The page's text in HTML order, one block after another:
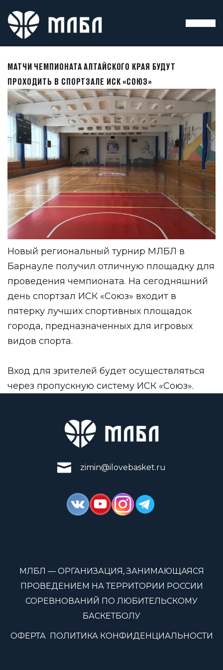
МАТЧИ ЧЕМПИОНАТА АЛТАЙСКОГО КРАЯ БУДУТ
ПРОХОДИТЬ В СПОРТЗАЛЕ ИСК «СОЮЗ»
Новый региональный турнир МЛБЛ в
Барнауле получил отличную площадку для
проведения чемпионата. На сегодняшний
день спортзал ИСК «Союз» входит в
пятерку лучших спортивных площадок
города, предназначенных для игровых
видов спорта.
Вход для зрителей будет осуществляться
через пропускную систему ИСК «Союз».
zimin@ilovebasket.ru
МЛБЛ — ОРГАНИЗАЦИЯ, ЗАНИМАЮЩАЯСЯ
ПРОВЕДЕНИЕМ НА ТЕРРИТОРИИ РОССИИ
СОРЕВНОВАНИЙ ПО ЛЮБИТЕЛЬСКОМУ
БАСКЕТБОЛУ
ОФЕРТА ПОЛИТИКА КОНФИДЕНЦИАЛЬНОСТИ